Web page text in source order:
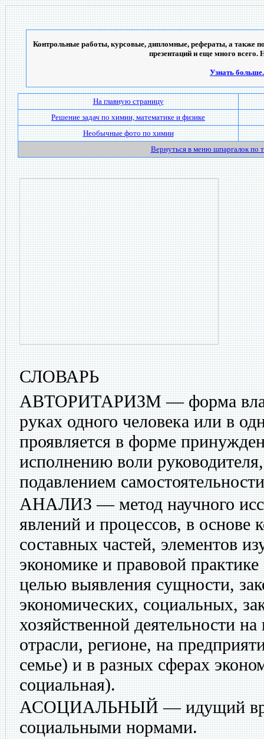
Контрольные работы, курсовые, дипломные, рефераты, а также
презентаций и еще много всего.
Узнать
На главную страницу
Решение задач по химии, математике и физике
Необычные фото по химии
Вернуться в меню шпаргалок по
СЛОВАРЬ
АВТОРИТАРИЗМ— форма
руках одного человека или в
проявляется в форме
исполнению воли
подавлением
АНАЛИЗ— метод научного
явлений и процессов, в основе
составных частей, элементов
экономике и правовой
целью выявления сущности,
экономических, социальных,
хозяйственной деятельности
отрасли, регионе, на
семье) и в разных сферах
социальная).
АСОЦИАЛЬНЫЙ— идущий
социальными нормами.